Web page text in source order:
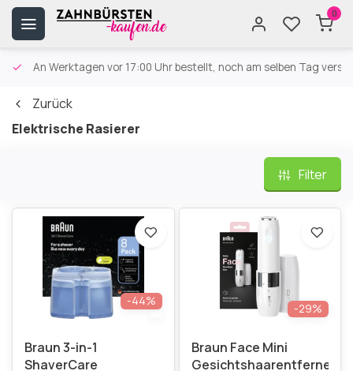
0
An Werktagen vor 17:00 Uhr bestellt, noch am selben Tag
Zurück
Elektrische Rasierer
Filter
-44%
Braun 3-in-1
ShaverCare
-29%
Braun Face Mini
Gesichtshaarentferner